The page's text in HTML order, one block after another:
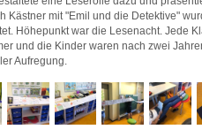
Kästner mit "Emil und die Detektive"
Höhepunkt war die Lesenacht. Jede
und die Kinder waren nach zwei
Aufregung.